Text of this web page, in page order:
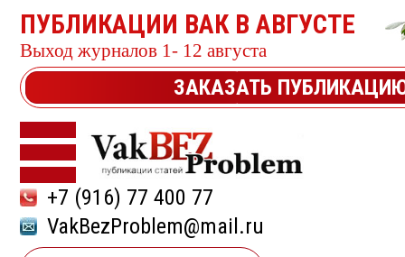
ПУБЛИКАЦИИ ВАК В АВГУСТЕ
Выход журналов 1- 12 августа
ЗАКАЗАТЬ
+7 (916) 77 400 77
VakBezProblem@mail.ru